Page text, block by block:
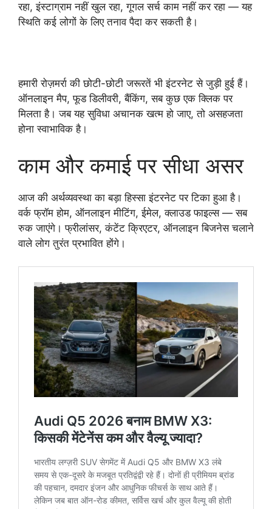
रहा, इंस्टाग्राम नहीं खुल रहा, गूगल सर्च काम नहीं कर रहा — यह
स्थिति कई लोगों के लिए तनाव पैदा कर सकती है।
हमारी रोज़मर्रा की छोटी-छोटी जरूरतें भी इंटरनेट से जुड़ी हुई हैं।
ऑनलाइन मैप, फूड डिलीवरी, बैंकिंग, सब कुछ एक क्लिक पर
मिलता है। जब यह सुविधा अचानक खत्म हो जाए, तो असहजता
होना स्वाभाविक है।
काम और कमाई पर सीधा असर
आज की अर्थव्यवस्था का बड़ा हिस्सा इंटरनेट पर टिका हुआ है।
वर्क फ्रॉम होम, ऑनलाइन मीटिंग, ईमेल, क्लाउड फाइल्स — सब
रुक जाएंगे। फ्रीलांसर, कंटेंट क्रिएटर, ऑनलाइन बिजनेस चलाने
वाले लोग तुरंत प्रभावित होंगे।